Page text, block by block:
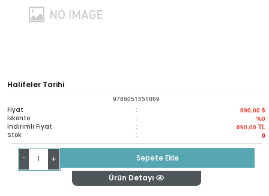
Halifeler Tarihi
9786051551869
Fiyat : 690,00 ₺
İskonto : %0
İndirimli Fiyat : 690,00 TL
Stok : 0
- +
Sepete Ekle
Ürün Detayı